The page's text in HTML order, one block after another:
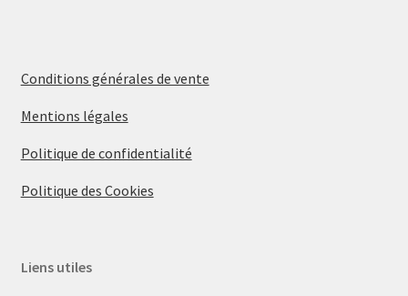
Conditions générales de vente
Mentions légales
Politique de confidentialité
Politique des Cookies
Liens utiles